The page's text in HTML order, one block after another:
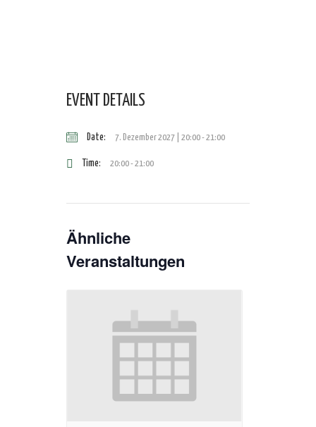
EVENT DETAILS
Date: 7. Dezember 2027 | 20:00-21:00
Time: 20:00 - 21:00
Ähnliche
Veranstaltungen